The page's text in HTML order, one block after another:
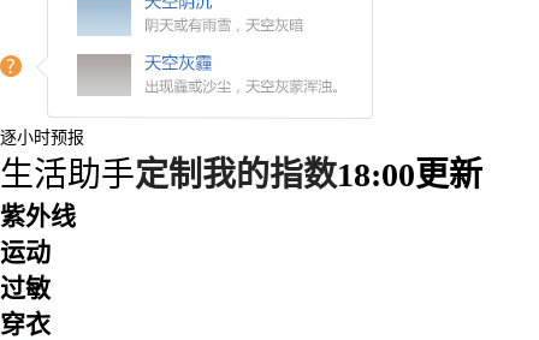
逐小时预报
生活助手定制我的指数18:00更新
紫外线
运动
过敏
穿衣